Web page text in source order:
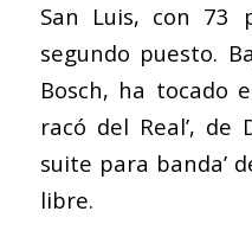
San Luis, con 73
segundo puesto.
Bosch, ha tocado
racó del Real’, de
suite para banda’
libre.